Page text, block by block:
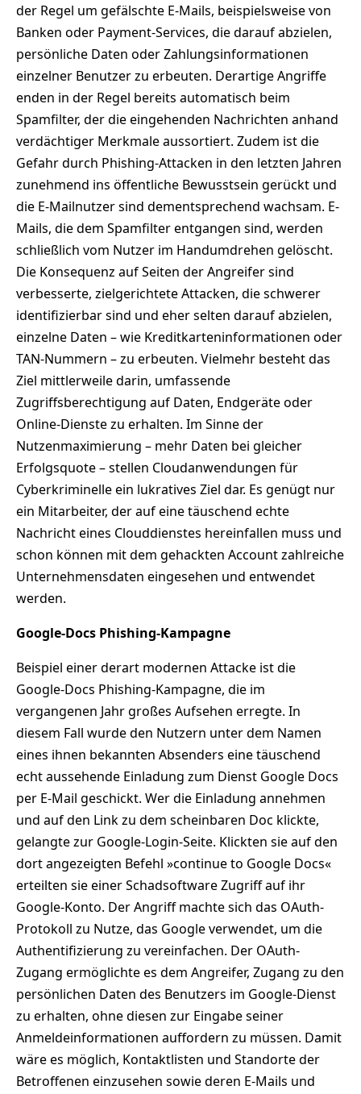
der Regel um gefälschte E-Mails, beispielsweise von
Banken oder Payment-Services, die darauf abzielen,
persönliche Daten oder Zahlungsinformationen
einzelner Benutzer zu erbeuten. Derartige Angriffe
enden in der Regel bereits automatisch beim
Spamfilter, der die eingehenden Nachrichten anhand
verdächtiger Merkmale aussortiert. Zudem ist die
Gefahr durch Phishing-Attacken in den letzten Jahren
zunehmend ins öffentliche Bewusstsein gerückt und
die E-Mailnutzer sind dementsprechend wachsam. E-
Mails, die dem Spamfilter entgangen sind, werden
schließlich vom Nutzer im Handumdrehen gelöscht.
Die Konsequenz auf Seiten der Angreifer sind
verbesserte, zielgerichtete Attacken, die schwerer
identifizierbar sind und eher selten darauf abzielen,
einzelne Daten – wie Kreditkarteninformationen oder
TAN-Nummern – zu erbeuten. Vielmehr besteht das
Ziel mittlerweile darin, umfassende
Zugriffsberechtigung auf Daten, Endgeräte oder
Online-Dienste zu erhalten. Im Sinne der
Nutzenmaximierung – mehr Daten bei gleicher
Erfolgsquote – stellen Cloudanwendungen für
Cyberkriminelle ein lukratives Ziel dar. Es genügt nur
ein Mitarbeiter, der auf eine täuschend echte
Nachricht eines Clouddienstes hereinfallen muss und
schon können mit dem gehackten Account zahlreiche
Unternehmensdaten eingesehen und entwendet
werden.
Google-Docs Phishing-Kampagne
Beispiel einer derart modernen Attacke ist die
Google-Docs Phishing-Kampagne, die im
vergangenen Jahr großes Aufsehen erregte. In
diesem Fall wurde den Nutzern unter dem Namen
eines ihnen bekannten Absenders eine täuschend
echt aussehende Einladung zum Dienst Google Docs
per E-Mail geschickt. Wer die Einladung annehmen
und auf den Link zu dem scheinbaren Doc klickte,
gelangte zur Google-Login-Seite. Klickten sie auf den
dort angezeigten Befehl »continue to Google Docs«
erteilten sie einer Schadsoftware Zugriff auf ihr
Google-Konto. Der Angriff machte sich das OAuth-
Protokoll zu Nutze, das Google verwendet, um die
Authentifizierung zu vereinfachen. Der OAuth-
Zugang ermöglichte es dem Angreifer, Zugang zu den
persönlichen Daten des Benutzers im Google-Dienst
zu erhalten, ohne diesen zur Eingabe seiner
Anmeldeinformationen auffordern zu müssen. Damit
wäre es möglich, Kontaktlisten und Standorte der
Betroffenen einzusehen sowie deren E-Mails und